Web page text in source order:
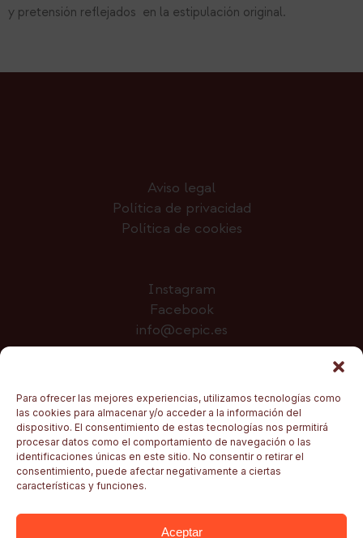
Para ofrecer las mejores experiencias, utilizamos tecnologías como
las cookies para almacenar y/o acceder a la información del
dispositivo. El consentimiento de estas tecnologías nos permitirá
procesar datos como el comportamiento de navegación o las
identificaciones únicas en este sitio. No consentir o retirar el
consentimiento, puede afectar negativamente a ciertas
características y funciones.
Aceptar
y pretensión reflejados en la estipulación original.
Aviso legal
Política de privacidad
Política de cookies
Instagram
Facebook
info@cepic.es
Colabora